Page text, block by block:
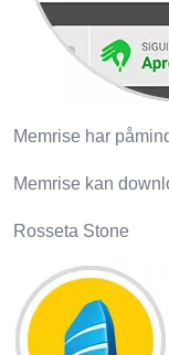
Memrise har
Memrise kan
Rosseta Stone